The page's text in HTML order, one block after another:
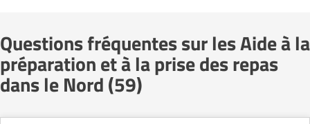
Questions fréquentes sur les Aide à la
préparation et à la prise des repas
dans le Nord (59)